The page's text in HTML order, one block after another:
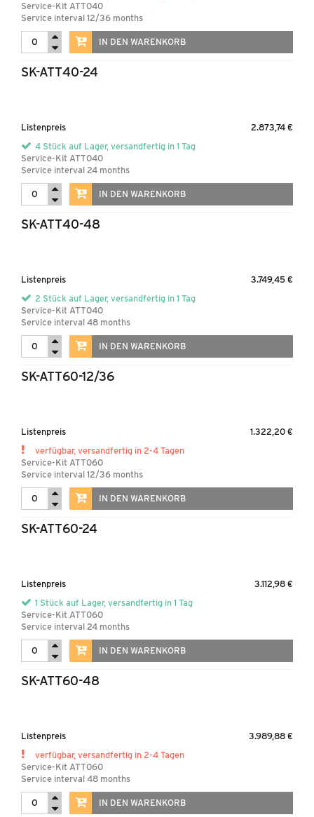
Service-Kit ATT040
Service interval 12/36 months
IN DEN WARENKORB
SK-ATT40-24
Listenpreis
2.873,74 €
4 Stück auf Lager, versandfertig in 1 Tag
Service-Kit ATT040
Service interval 24 months
IN DEN WARENKORB
SK-ATT40-48
Listenpreis
3.749,45 €
2 Stück auf Lager, versandfertig in 1 Tag
Service-Kit ATT040
Service interval 48 months
IN DEN WARENKORB
SK-ATT60-12/36
Listenpreis
1.322,20 €
verfügbar, versandfertig in 2-4 Tagen
Service-Kit ATT060
Service interval 12/36 months
IN DEN WARENKORB
SK-ATT60-24
Listenpreis
3.112,98 €
1 Stück auf Lager, versandfertig in 1 Tag
Service-Kit ATT060
Service interval 24 months
IN DEN WARENKORB
SK-ATT60-48
Listenpreis
3.989,88 €
verfügbar, versandfertig in 2-4 Tagen
Service-Kit ATT060
Service interval 48 months
IN DEN WARENKORB